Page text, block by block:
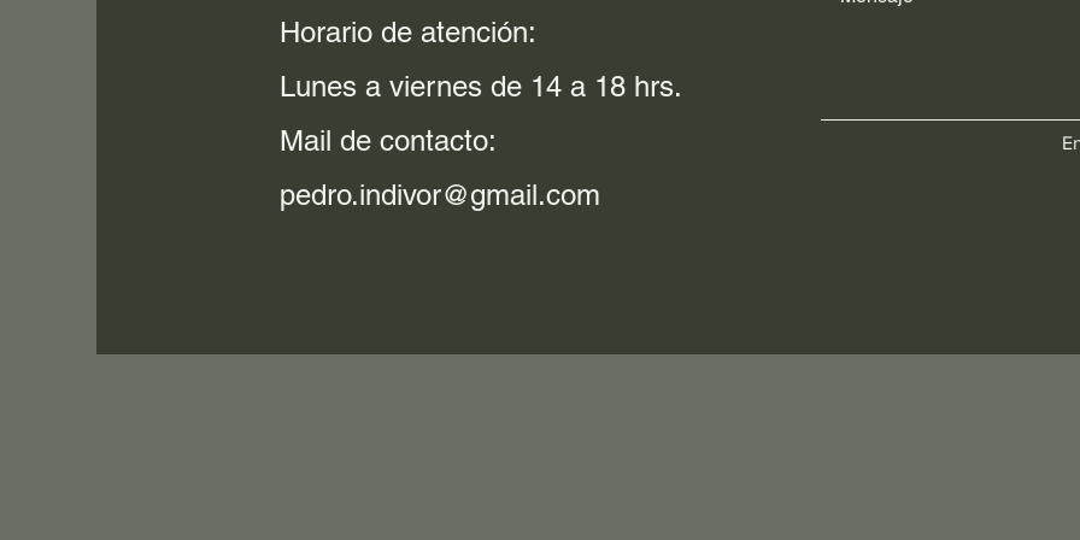
Horario de atención:
Lunes a viernes de 14 a 18 hrs.
Mail de contacto:
pedro.indivor@gmail.com